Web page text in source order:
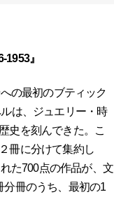
』
の最初のブティック
は、ジュエリー・時
史を刻んできた。こ
冊に分けて集約し
た700点の作品が、文
分冊のうち、最初の1